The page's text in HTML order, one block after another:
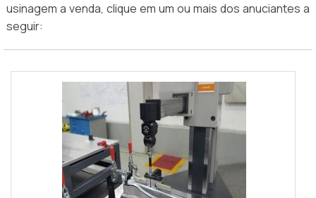
usinagem a venda, clique em um ou mais dos anuciantes a
seguir: